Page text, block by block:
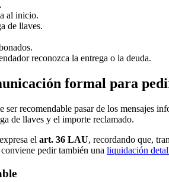
al inicio.
de llaves.
reconozca la entrega o la deuda.
formal para
recomendable pasar de los mensajes
de llaves y el importe reclamado.
el art. 36 LAU, recordando que,
pedir también una liquidación